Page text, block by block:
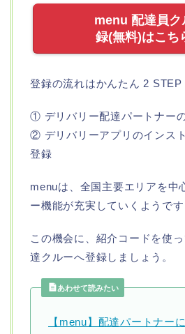
menu 配達員ク
録(無料)はこち
登録の流れはかんたん 2 STEP
① デリバリー配達パートナー
② デリバリーアプリのインス
登録
menuは、全国主要エリアを中
ー機能が充実していくようです
この機会に、紹介コードを使
達クルーへ登録しましょう。
あわせて読みたい
【menu】配達パートナー